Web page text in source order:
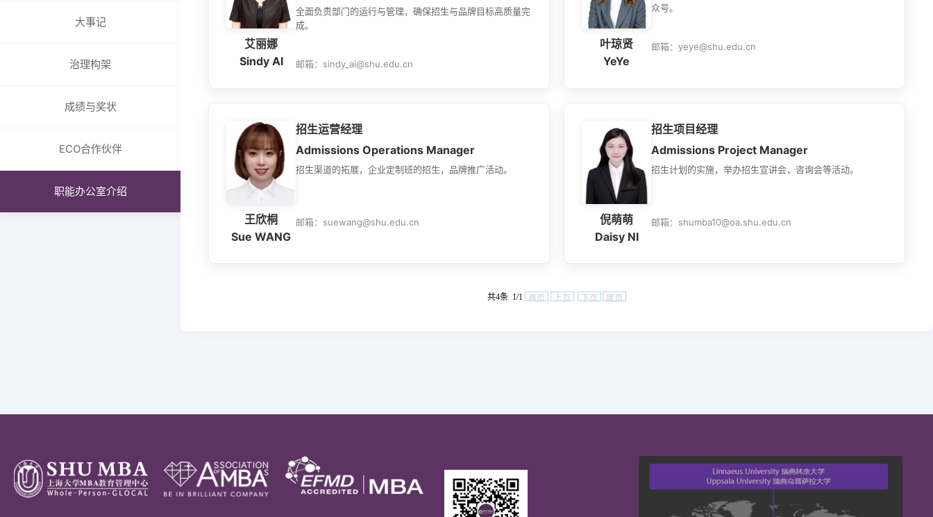
卓越教学奖项
上大MBA校企合作
全球合作组织与商业
招生与品牌办
大事记
治理构架
成绩与奖状
ECO合作伙伴
职能办公室介绍
艾丽娜
Sindy AI
全面负责部门的运行与管理，确保招生与品牌目标高质量完
成。
邮箱：sindy_ai@shu.edu.cn
叶琼贤
YeYe
众号。
邮箱：yeye@shu.edu.cn
王欣桐
Sue WANG
招生运营经理
Admissions Operations Manager
招生渠道的拓展，企业定制班的招生，品牌推广活动。
邮箱：suewang@shu.edu.cn
倪萌萌
Daisy NI
​招生项目经理
Admissions Project Manager
招生计划的实施，举办招生宣讲会，咨询会等活动。
邮箱：shumba10@oa.shu.edu.cn
共4条 1/1 首页 上页 下页 尾页